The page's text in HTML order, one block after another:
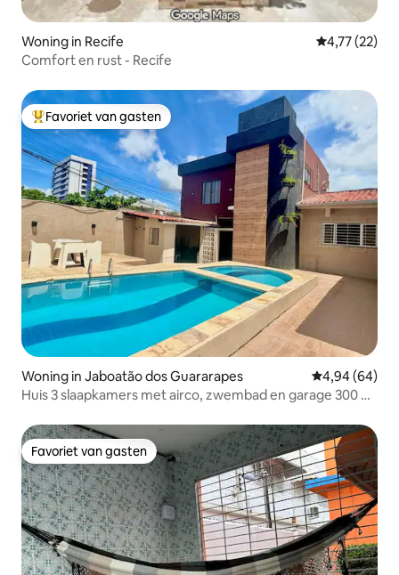
Woning in Recife Gemiddelde
4,77 (22)
Comfort en rust - Recife
Topfavoriet van gasten
Favoriet van gasten
Woning in Jaboatão dos Guararapes Gemiddelde
4,94 (64)
Huis 3 slaapkamers met airco, zwembad en garage 300 m
Favoriet van gasten
Favoriet van gasten